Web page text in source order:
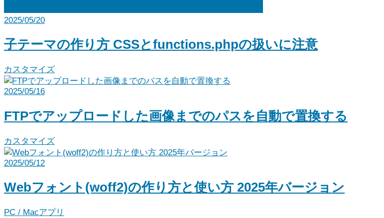
2025/05/20
子テーマの作り方 CSSとfunctions.phpの扱いに注意
カスタマイズ
2025/05/16
FTPでアップロードした画像までのパスを自動で置換する
カスタマイズ
2025/05/12
Webフォント(woff2)の作り方と使い方 2025年バージョン
PC / Macアプリ